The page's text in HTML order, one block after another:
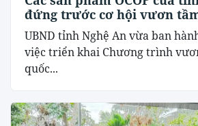
đứng trước cơ hội vươn
UBND tỉnh Nghệ An vừa ban
việc triển khai Chương trình
quốc...